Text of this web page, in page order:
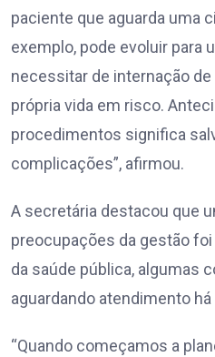
paciente que aguarda uma
exemplo, pode evoluir para
necessitar de internação
própria vida em risco.
procedimentos significa
complicações”, afirmou.
A secretária destacou que
preocupações da gestão
da saúde pública, algumas
aguardando atendimento
“Quando começamos a